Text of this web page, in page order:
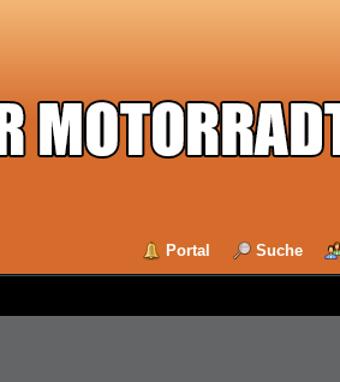
Portal Suche